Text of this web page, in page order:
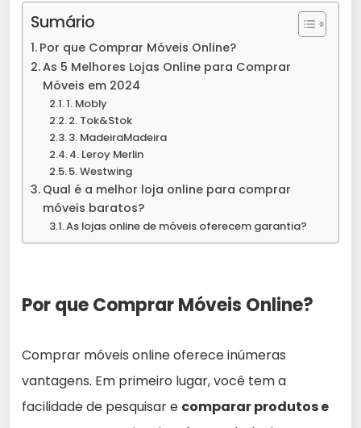
Sumário
Por que Comprar Móveis Online?
As 5 Melhores Lojas Online para Comprar
Móveis em 2024
1. Mobly
2. Tok&Stok
3. MadeiraMadeira
4. Leroy Merlin
5. Westwing
Qual é a melhor loja online para comprar
móveis baratos?
As lojas online de móveis oferecem garantia?
Por que Comprar Móveis Online?
Comprar móveis online oferece inúmeras
vantagens. Em primeiro lugar, você tem a
facilidade de pesquisar e comparar produtos e